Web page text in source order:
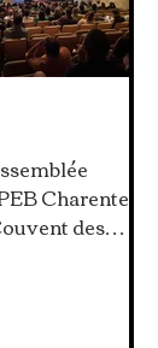
Charente, le
des